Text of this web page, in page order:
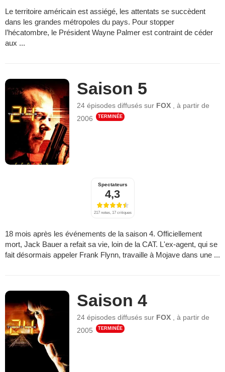
Le territoire américain est assiégé, les attentats se succèdent
dans les grandes métropoles du pays. Pour stopper
l’hécatombre, le Président Wayne Palmer est contraint de céder
aux ...
Saison 5
24 épisodes diffusés sur FOX ,à partir de
2006
TERMINÉE
Spectateurs
4,3
217 notes, 17 critiques
18 mois après les événements de la saison 4. Officiellement
mort, Jack Bauer a refait sa vie, loin de la CAT. L'ex-agent, qui se
fait désormais appeler Frank Flynn, travaille à Mojave dans une ...
Saison 4
24 épisodes diffusés sur FOX ,à partir de
2005
TERMINÉE